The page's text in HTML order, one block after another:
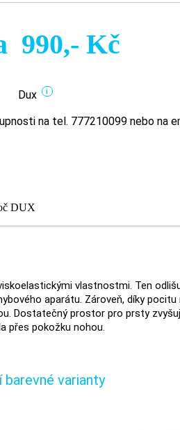
990,- Kč
Dux
i
na tel. 777210099 nebo na
DUX
vlastnostmi. Ten
aparátu. Zároveň, díky
Dostatečný prostor pro prsty
přes pokožku nohou.
barevné varianty